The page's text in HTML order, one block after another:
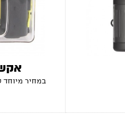
במחיר מיוחד